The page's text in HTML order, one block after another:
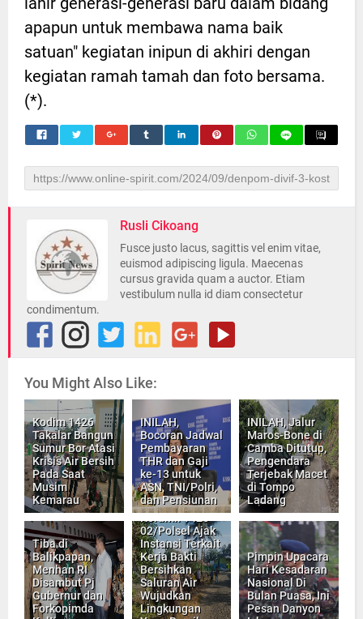
apapun untuk membawa nama baik
satuan" kegiatan inipun di akhiri dengan
kegiatan ramah tamah dan foto bersama.
(*).
Rusli Cikoang
Fusce justo lacus, sagittis vel enim vitae,
euismod adipiscing ligula. Maecenas
cursus gravida quam a auctor. Etiam
vestibulum nulla id diam consectetur
condimentum.
You Might Also Like:
Kodim 1426
Takalar Bangun
Sumur Bor Atasi
Krisis Air Bersih
Pada Saat
Musim
Kemarau
INILAH,
Bocoran Jadwal
Pembayaran
THR dan Gaji
ke-13 untuk
ASN, TNI/Polri,
dan Pensiunan
INILAH, Jalur
Maros-Bone di
Camba Ditutup,
Pengendara
Terjebak Macet
di Tompo
Ladang
Tiba di
Balikpapan,
Menhan RI
Disambut Pj
Gubernur dan
Forkopimda
02/Polsel Ajak
Instansi Terkait
Kerja Bakti
Bersihkan
Saluran Air
Wujudkan
Lingkungan
Pimpin Upacara
Hari Kesadaran
Nasional Di
Bulan Puasa, Ini
Pesan Danyon